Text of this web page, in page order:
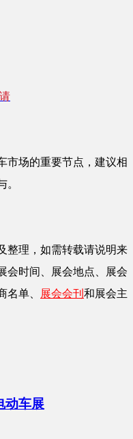
市场的重要节点，建议相
。
整理，如需转载请说明来
会时间、展会地点、展会
名单、
展会会刊 和展会主
动车展